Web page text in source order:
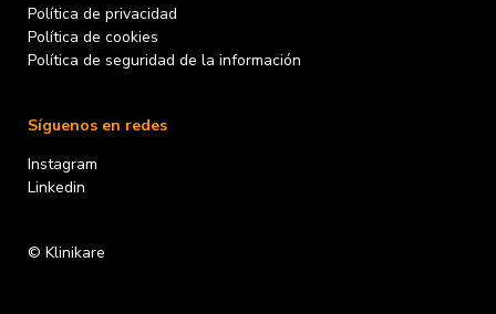
Política de privacidad
Política de cookies
Política de seguridad de la información
Síguenos en redes
Instagram
Linkedin
© Klinikare